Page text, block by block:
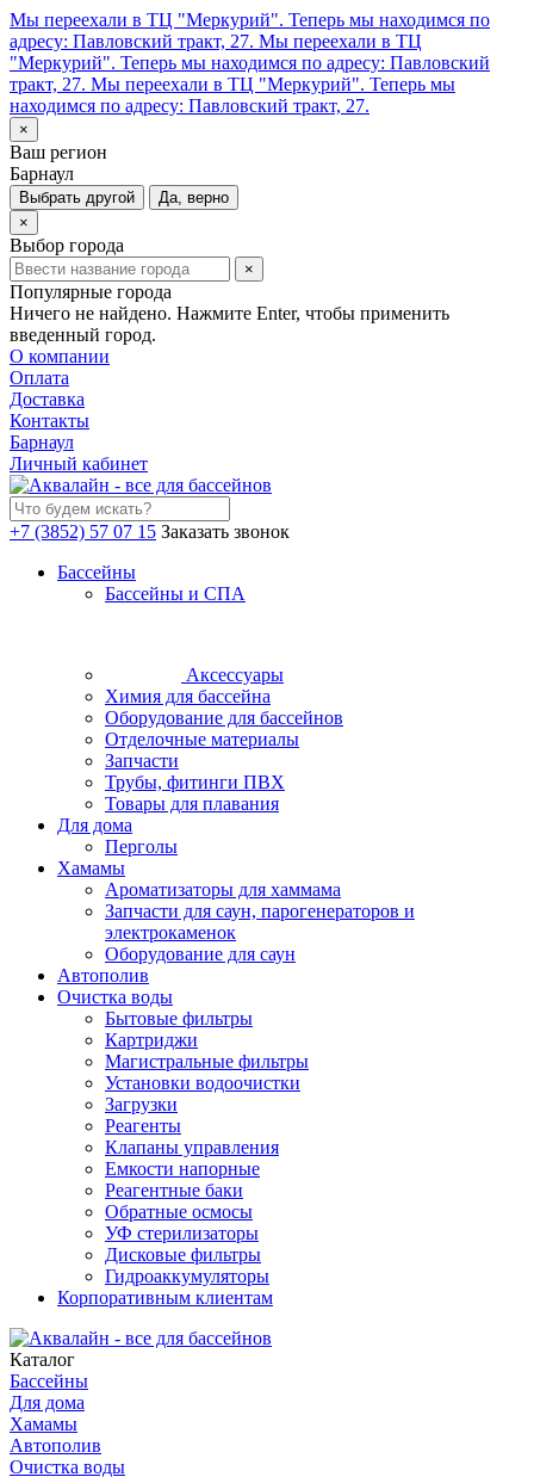
Мы переехали в ТЦ "Меркурий". Теперь мы находимся по
адресу: Павловский тракт, 27. Мы переехали в ТЦ
"Меркурий". Теперь мы находимся по адресу: Павловский
тракт, 27. Мы переехали в ТЦ "Меркурий". Теперь мы
находимся по адресу: Павловский тракт, 27.
×
Ваш регион
Барнаул
Выбрать другой
Да, верно
×
Выбор города
×
Популярные города
Ничего не найдено. Нажмите Enter, чтобы применить
введенный город.
О компании
Оплата
Доставка
Контакты
Барнаул
Личный кабинет
+7 (3852) 57 07 15 Заказать звонок
Бассейны
Бассейны и СПА
Аксессуары
Химия для бассейна
Оборудование для бассейнов
Отделочные материалы
Запчасти
Трубы, фитинги ПВХ
Товары для плавания
Для дома
Перголы
Хамамы
Ароматизаторы для хаммама
Запчасти для саун, парогенераторов и
электрокаменок
Оборудование для саун
Автополив
Очистка воды
Бытовые фильтры
Картриджи
Магистральные фильтры
Установки водоочистки
Загрузки
Реагенты
Клапаны управления
Емкости напорные
Реагентные баки
Обратные осмосы
УФ стерилизаторы
Дисковые фильтры
Гидроаккумуляторы
Корпоративным клиентам
Каталог
Бассейны
Для дома
Хамамы
Автополив
Очистка воды